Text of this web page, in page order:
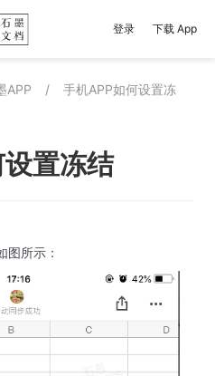
登录 下载 App
APP /
手机APP如何设置冻
置冻结
图所示：